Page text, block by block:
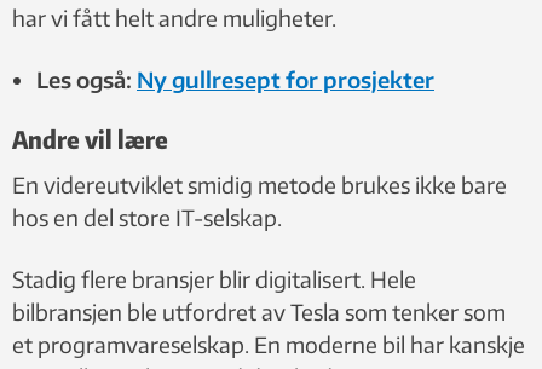
har vi fått helt andre muligheter.
Les også: Ny gullresept for prosjekter
Andre vil lære
En videreutviklet smidig metode brukes ikke bare
hos en del store IT-selskap.
Stadig flere bransjer blir digitalisert. Hele
bilbransjen ble utfordret av Tesla som tenker som
et programvareselskap. En moderne bil har kanskje